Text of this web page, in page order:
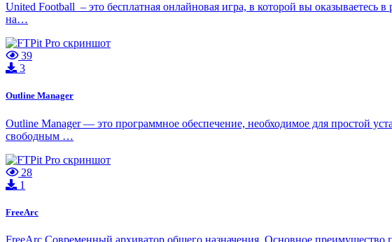
United Football – это бесплатная онлайновая игра, в которой вы оказываетесь
на…
39
3
Outline Manager
Outline Manager — это программное обеспечение, необходимое для простой
свободным …
28
1
FreeArc
FreeArc Современный архиватор общего назначения. Основное